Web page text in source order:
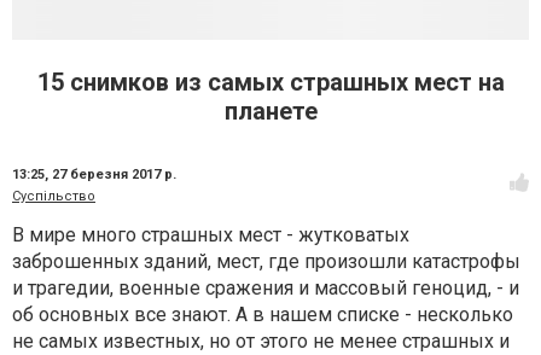
15 снимков из самых страшных мест на
планете
13:25, 27 березня 2017 р.
Суспільство
В мире много страшных мест - жутковатых
заброшенных зданий, мест, где произошли катастрофы
и трагедии, военные сражения и массовый геноцид, - и
об основных все знают. А в нашем списке - несколько
не самых известных, но от этого не менее страшных и